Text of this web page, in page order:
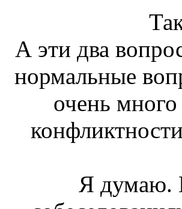
А эти два
нормальные
очень много
Я думаю.